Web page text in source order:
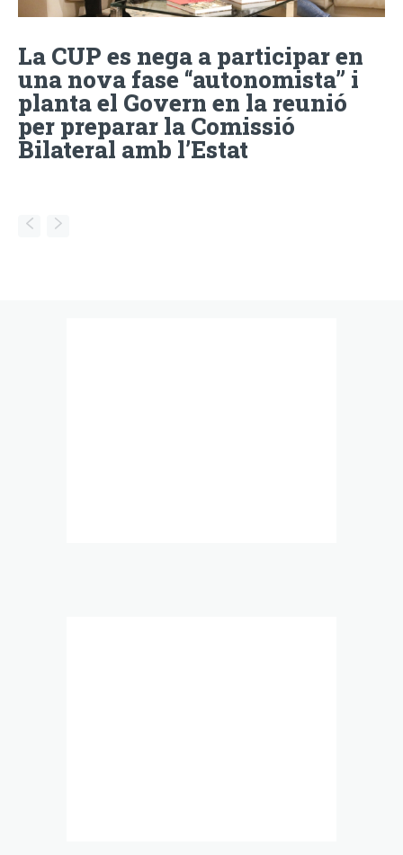
La CUP es nega a participar en
una nova fase “autonomista” i
planta el Govern en la reunió
per preparar la Comissió
Bilateral amb l’Estat